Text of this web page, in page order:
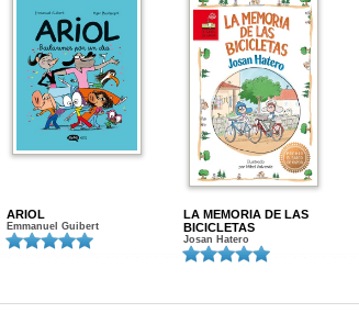
ARIOL
Emmanuel Guibert
LA MEMORIA DE LAS
BICICLETAS
Josan Hatero